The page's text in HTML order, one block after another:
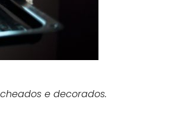
e decorados.